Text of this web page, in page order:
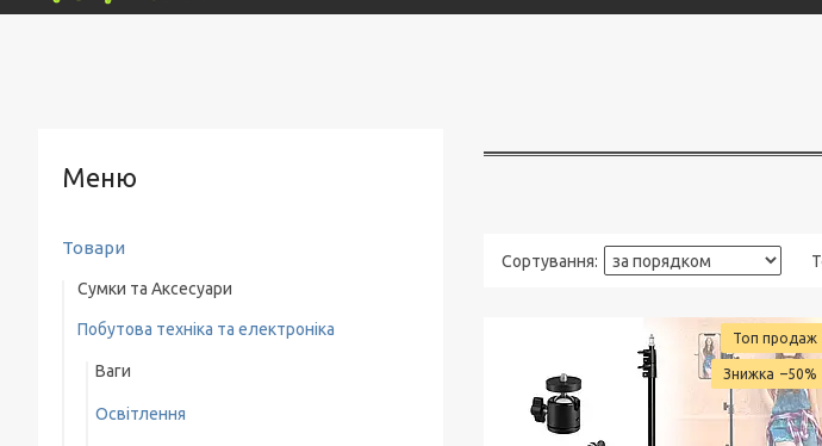
Топ продаж
–50%
Товари
Сумки та Аксесуари
Сумки на колесах
Рюкзаки
Термосумка
Побутова техніка та електроніка
Ваги
Освітлення